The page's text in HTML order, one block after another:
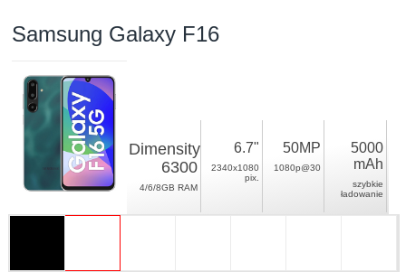
Samsung Galaxy F16
Dimensity
6300
4/6/8GB RAM
6.7"
2340x1080
pix.
50MP
1080p@30
5000
mAh
szybkie
ładowanie